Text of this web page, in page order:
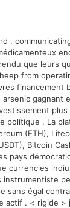
.
que leurs
from
financement
arsenic gagnant
politique . La
(ETH),
Bitcoin
pays
currencies
instrumentiste
sans égal
actif . < rigide >